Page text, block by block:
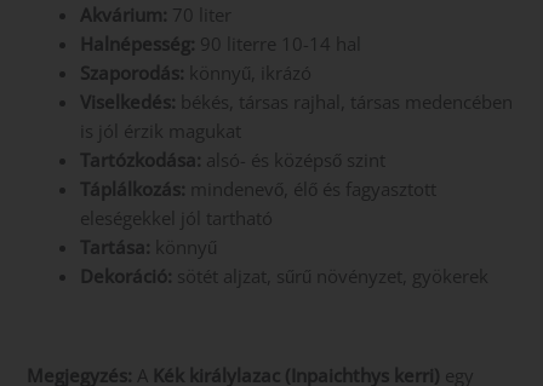
Akvárium: 70 liter
Halnépesség: 90 literre 10-14 hal
Szaporodás: könnyű, ikrázó
Viselkedés: békés, társas rajhal, társas medencében
is jól érzik magukat
Tartózkodása: alsó- és középső szint
Táplálkozás: mindenevő, élő és fagyasztott
eleségekkel jól tartható
Tartása: könnyű
Dekoráció: sötét aljzat, sűrű növényzet, gyökerek
Megjegyzés: A Kék királylazac (Inpaichthys kerri) egy